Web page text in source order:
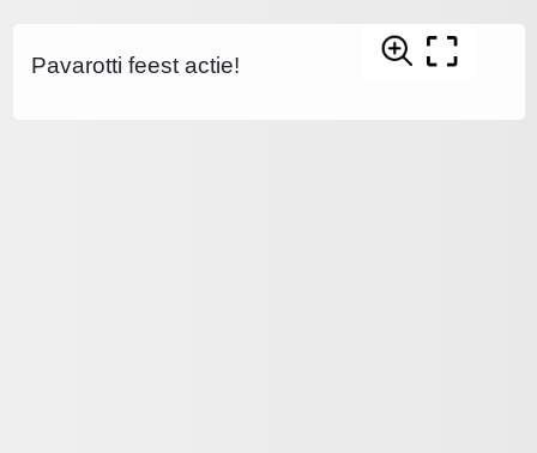
Pavarotti feest actie!